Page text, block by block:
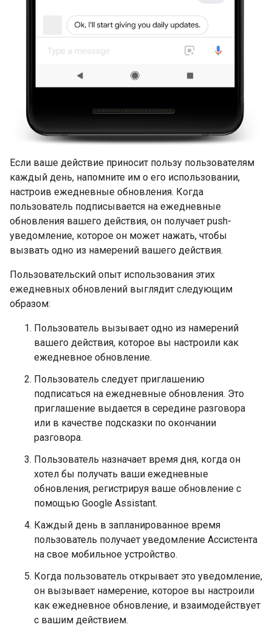
Если ваше действие приносит пользу пользователям
каждый день, напомните им о его использовании,
настроив ежедневные обновления. Когда
пользователь подписывается на ежедневные
обновления вашего действия, он получает push-
уведомление, которое он может нажать, чтобы
вызвать одно из намерений вашего действия.
Пользовательский опыт использования этих
ежедневных обновлений выглядит следующим
образом:
Пользователь вызывает одно из намерений
вашего действия, которое вы настроили как
ежедневное обновление.
Пользователь следует приглашению
подписаться на ежедневные обновления. Это
приглашение выдается в середине разговора
или в качестве подсказки по окончании
разговора.
Пользователь назначает время дня, когда он
хотел бы получать ваши ежедневные
обновления, регистрируя ваше обновление с
помощью Google Assistant.
Каждый день в запланированное время
пользователь получает уведомление Ассистента
на свое мобильное устройство.
Когда пользователь открывает это уведомление,
он вызывает намерение, которое вы настроили
как ежедневное обновление, и взаимодействует
с вашим действием.